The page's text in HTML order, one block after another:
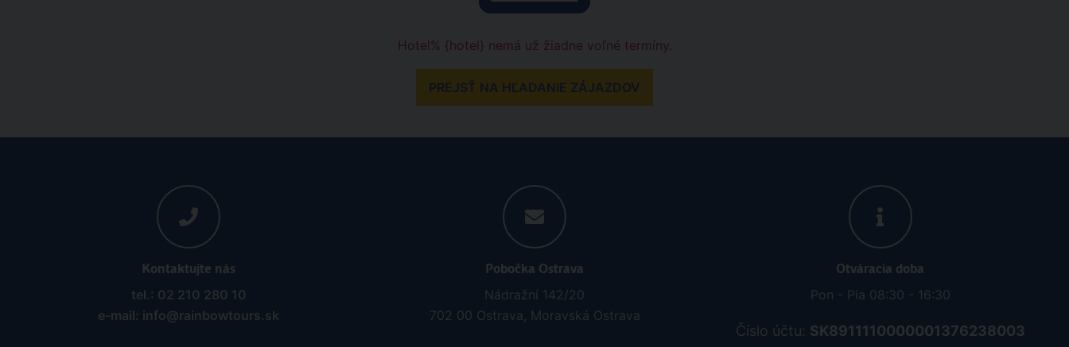
Hotel% {hotel} nemá už žiadne voľné termíny.
PREJSŤ NA HĽADANIE ZÁJAZDOV
Kontaktujte nás
tel.: 02 210 280 10
e-mail: info@rainbowtours.sk
Pobočka Ostrava
Nádražní 142/20
702 00 Ostrava, Moravská Ostrava
Otváracia doba
Pon - Pia 08:30 - 16:30
Číslo účtu: SK8911110000001376238003